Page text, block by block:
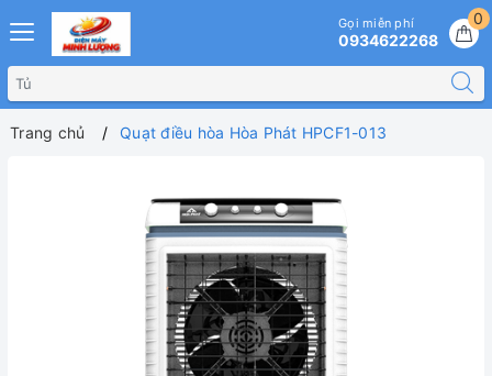
0
Gọi miễn phí
0934622268
Trang chủ Quạt điều hòa Hòa Phát HPCF1-013